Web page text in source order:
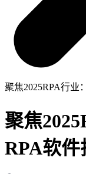
聚焦2025RPA行业
聚焦
RPA软